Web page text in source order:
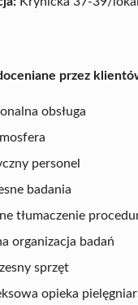
przez
obsługa
personel
badania
tłumaczenie
organizacja badań
sprzęt
opieka